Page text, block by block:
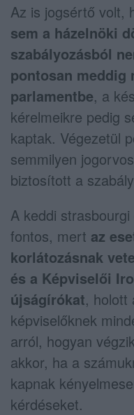
Az is jogsértő volt,
sem a házelnöki
szabályozásból
pontosan meddig
parlamentbe, a
kérelmeikre pedig
kaptak. Végezetül
semmilyen
biztosított a
A keddi
fontos, mert az
korlátozásnak
és a Képviselői
újságírókat, holott
képviselőknek
arról, hogyan
akkor, ha a
kapnak
kérdéseket.